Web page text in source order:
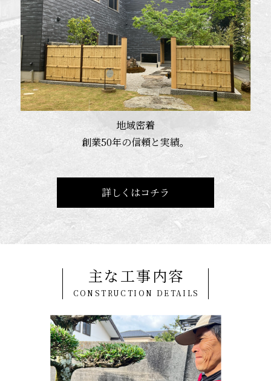
地域密着
創業50年の信頼と実績。
詳しくはコチラ
主な工事内容
CONSTRUCTION DETAILS